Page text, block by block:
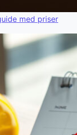
med priser